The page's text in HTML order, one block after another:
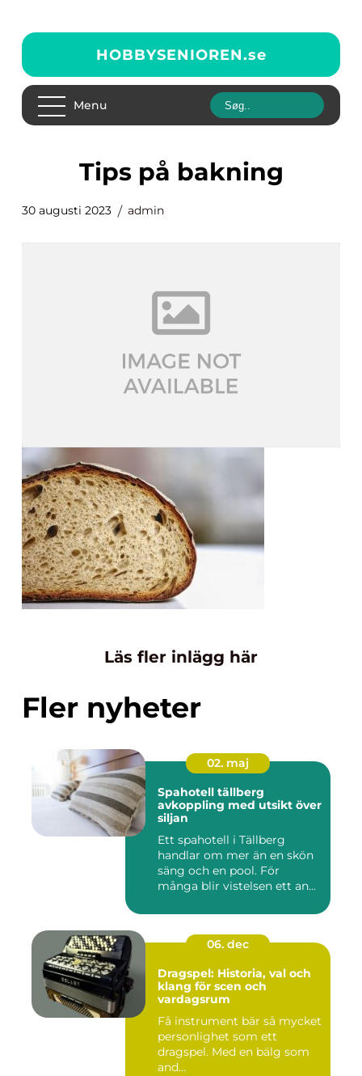
HOBBYSENIOREN.se
Menu
tips på bakning
30 augusti 2023 admin
Läs fler inlägg här
Fler nyheter
02. maj
Spahotell tällberg
avkoppling med utsikt över
siljan
Ett spahotell i Tällberg
handlar om mer än en skön
säng och en pool. För
många blir vistelsen ett an...
06. dec
Dragspel: Historia, val och
klang för scen och
vardagsrum
Få instrument bär så mycket
personlighet som ett
dragspel. Med en bälg som
and...